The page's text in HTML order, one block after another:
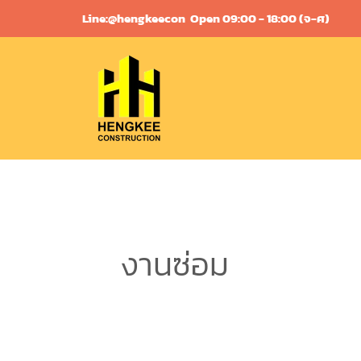
Line:@hengkeecon Open 09:00 - 18:00 (จ-ศ)
งานซ่อม